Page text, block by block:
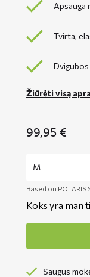
Apsauga
Tvirta,
Žiūrėti visą
99,95 €
Based on POLARIS
Koks yra man
Saugūs